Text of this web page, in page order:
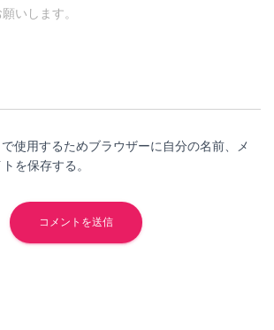
いします。
使用するためブラウザーに自分の名前、メ
を保存する。